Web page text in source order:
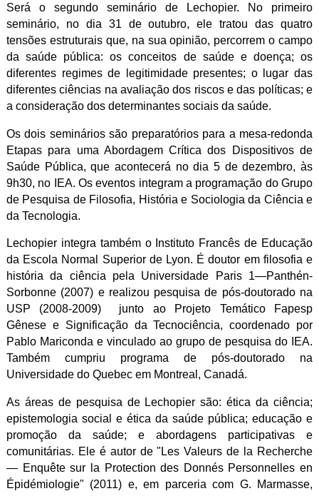
Será o segundo seminário de Lechopier. No primeiro
seminário, no dia 31 de outubro, ele tratou das quatro
tensões estruturais que, na sua opinião, percorrem o campo
da saúde pública: os conceitos de saúde e doença; os
diferentes regimes de legitimidade presentes; o lugar das
diferentes ciências na avaliação dos riscos e das políticas; e
a consideração dos determinantes sociais da saúde.
Os dois seminários são preparatórios para a mesa-redonda
Etapas para uma Abordagem Crítica dos Dispositivos de
Saúde Pública, que acontecerá no dia 5 de dezembro, às
9h30, no IEA. Os eventos integram a programação do Grupo
de Pesquisa de Filosofia, História e Sociologia da Ciência e
da Tecnologia.
Lechopier integra também o Instituto Francês de Educação
da Escola Normal Superior de Lyon. É doutor em filosofia e
história da ciência pela Universidade Paris 1—Panthén-
Sorbonne (2007) e realizou pesquisa de pós-doutorado na
USP (2008-2009) junto ao Projeto Temático Fapesp
Gênese e Significação da Tecnociência, coordenado por
Pablo Mariconda e vinculado ao grupo de pesquisa do IEA.
Também cumpriu programa de pós-doutorado na
Universidade do Quebec em Montreal, Canadá.
As áreas de pesquisa de Lechopier são: ética da ciência;
epistemologia social e ética da saúde pública; educação e
promoção da saúde; e abordagens participativas e
comunitárias. Ele é autor de "Les Valeurs de la Recherche
— Enquête sur la Protection des Donnés Personnelles en
Épidémiologie" (2011) e, em parceria com G. Marmasse,